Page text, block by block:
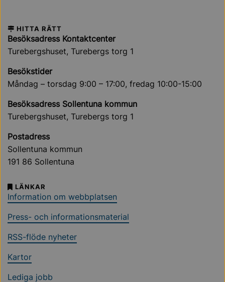
HITTA RÄTT
Besöksadress Kontaktcenter
Turebergshuset, Turebergs torg 1
Besökstider
Måndag – torsdag 9:00 – 17:00, fredag 10:00-15:00
Besöksadress Sollentuna kommun
Turebergshuset, Turebergs torg 1
Postadress
Sollentuna kommun
191 86 Sollentuna
LÄNKAR
Information om webbplatsen
Press- och informationsmaterial
RSS-flöde nyheter
Kartor
Lediga jobb